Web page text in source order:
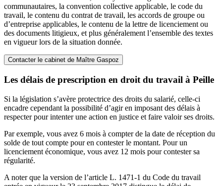
communautaires, la convention collective applicable, le code du
travail, le contenu du contrat de travail, les accords de groupe ou
d’entreprise applicables, le contenu de la lettre de licenciement ou
des documents litigieux, et plus généralement l’ensemble des textes
en vigueur lors de la situation donnée.
Contacter le cabinet de Maître Gaspoz
Les délais de prescription en droit du travail à Peille
Si la législation s’avère protectrice des droits du salarié, celle-ci
encadre cependant la possibilité d’agir en imposant des délais à
respecter pour intenter une action en justice et faire valoir ses droits.
Par exemple, vous avez 6 mois à compter de la date de réception du
solde de tout compte pour en contester le montant. Pour un
licenciement économique, vous avez 12 mois pour contester sa
régularité.
A noter que la version de l’article L. 1471-1 du Code du travail